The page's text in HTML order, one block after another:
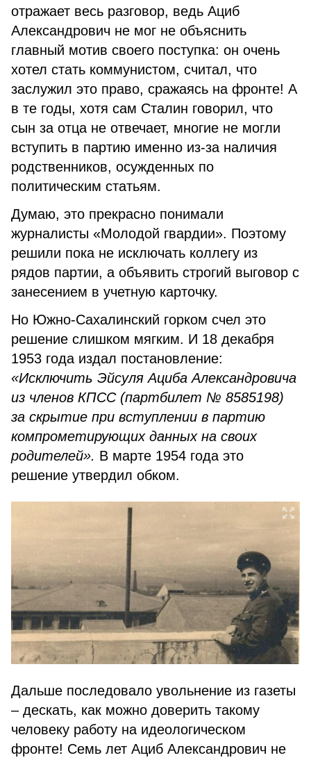
отражает весь разговор, ведь Ациб
Александрович не мог не объяснить
главный мотив своего поступка: он очень
хотел стать коммунистом, считал, что
заслужил это право, сражаясь на фронте! А
в те годы, хотя сам Сталин говорил, что
сын за отца не отвечает, многие не могли
вступить в партию именно из-за наличия
родственников, осужденных по
политическим статьям.
Думаю, это прекрасно понимали
журналисты «Молодой гвардии». Поэтому
решили пока не исключать коллегу из
рядов партии, а объявить строгий выговор с
занесением в учетную карточку.
Но Южно-Сахалинский горком счел это
решение слишком мягким. И 18 декабря
1953 года издал постановление:
«Исключить Эйсуля Ациба Александровича
из членов КПСС (партбилет № 8585198)
за скрытие при вступлении в партию
компрометирующих данных на своих
родителей». В марте 1954 года это
решение утвердил обком.
Дальше последовало увольнение из газеты
– дескать, как можно доверить такому
человеку работу на идеологическом
фронте! Семь лет Ациб Александрович не